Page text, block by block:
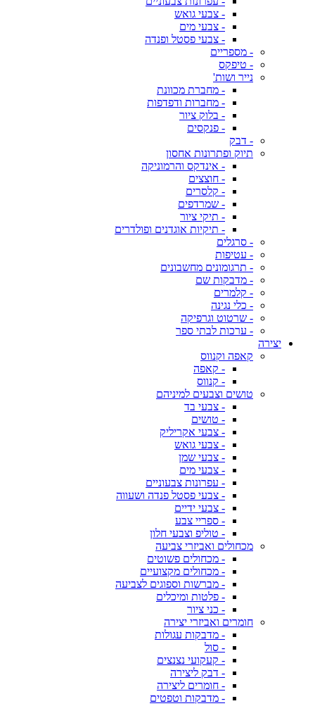
- צבעי גואש
- צבעי מים
- צבעי פסטל ופנדה
- מספריים
- טיפקס
נייר ושות'
- מחברת מכוונת
- מחברות ודפדפות
- בלוק ציור
- פנקסים
- דבק
תיוק ופתרונות אחסון
- אינדקס והרמוניקה
- חוצצים
- קלסרים
- שמרדפים
- תיקי ציור
- תיקיות אוגדנים ופולדרים
- סרגלים
- עטיפות
- תרגומונים מחשבונים
- מדבקות שם
- קלמרים
- כלי נגינה
- שרטוט וגרפיקה
- ערכות לבתי ספר
יצירה
קאפה וקנווס
- קאפה
- קנווס
טושים וצבעים למיניהם
- צבעי בד
- טושים
- צבעי אקריליק
- צבעי גואש
- צבעי שמן
- צבעי מים
- עפרונות צבעוניים
- צבעי פסטל פנדה ושעווה
- צבעי ידיים
- ספריי צבע
- טוליפ וצבעי חלון
מכחולים ואביזרי צביעה
- מכחולים פשוטים
- מכחולים מקצועיים
- מברשות וספוגים לצביעה
- פלטות ומיכלים
- כני ציור
חומרים ואביזרי יצירה
- מדבקות עגולות
- סול
- קעקועי נצנצים
- דבק ליצירה
- חומרים ליצירה
- מדבקות וטפטים